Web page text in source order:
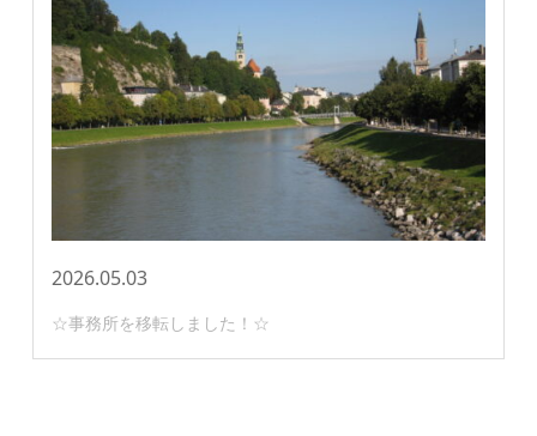
2026.05.03
☆事務所を移転しました！☆